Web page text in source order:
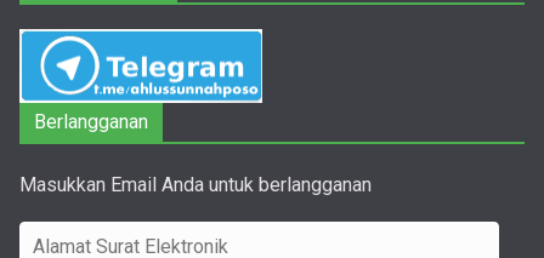
Berlangganan
Masukkan Email Anda untuk berlangganan